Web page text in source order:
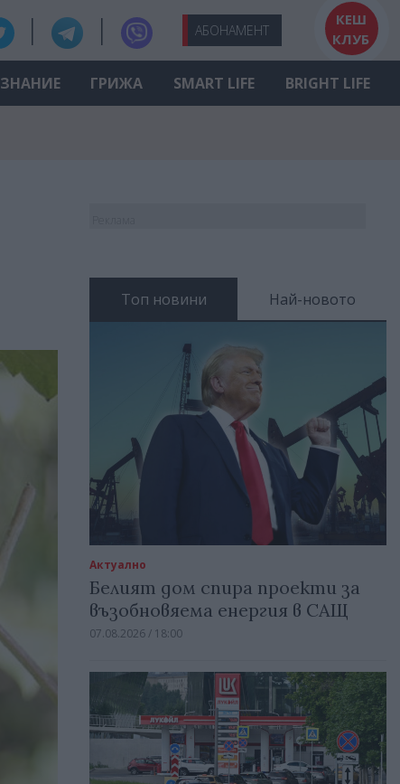
АБОНАМЕНТ
КЕШ
КЛУБ
ЗНАНИЕ ГРИЖА SMART LIFE BRIGHT LIFE
Топ новини Най-новото
Актуално
Белият дом спира проекти за
възобновяема енергия в САЩ
07.08.2026 / 18:00